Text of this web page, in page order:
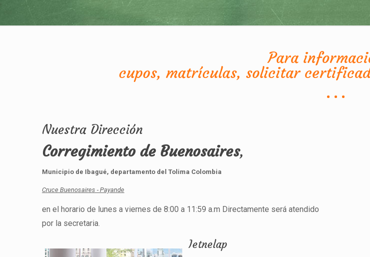
Para
cupos, matrículas, solicitar
Nuestra Dirección
Corregimiento de Buenosaires,
Municipio de Ibagué, departamento del Tolima Colombia
Cruce Buenosaires - Payande
en el horario de lunes a viernes de 8:00 a 11:59 a.m Directamente será atendido
por la secretaria.
Ietnelap